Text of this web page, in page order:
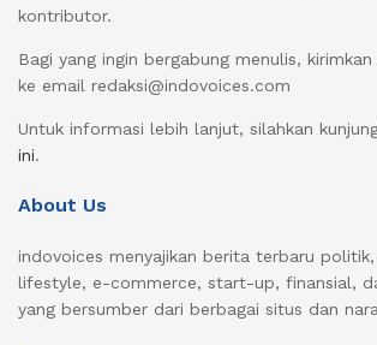
kontributor.
Bagi yang ingin bergabung menulis,
ke email redaksi@indovoices.com
Untuk informasi lebih lanjut, silahkan
ini.
About Us
indovoices menyajikan berita terbaru
lifestyle, e-commerce, start-up, finansial,
yang bersumber dari berbagai situs dan